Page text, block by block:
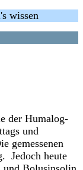
wissen
der Humalog-
und
gemessenen
Jedoch heute